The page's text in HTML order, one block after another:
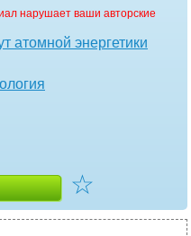
нарушает ваши авторские
атомной энергетики
☆